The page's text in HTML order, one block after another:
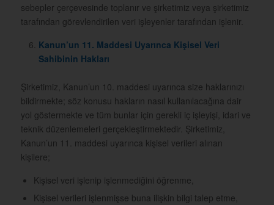
sebepler çerçevesinde toplanır ve şirketimiz veya şirketimiz
tarafından görevlendirilen veri işleyenler tarafından işlenir.
Kanun’un 11. Maddesi Uyarınca Kişisel Veri
Sahibinin Hakları
Şirketimiz, Kanun’un 10. maddesi uyarınca size haklarınızı
bildirmekte; söz konusu hakların nasıl kullanılacağına dair
yol göstermekte ve tüm bunlar için gerekli iç işleyişi, idari ve
teknik düzenlemeleri gerçekleştirmektedir. Şirketimiz,
Kanun’un 11. maddesi uyarınca kişisel verileri alınan
kişilere;
Kişisel veri işlenip işlenmediğini öğrenme,
Kişisel verileri işlenmişse buna ilişkin bilgi talep etme,